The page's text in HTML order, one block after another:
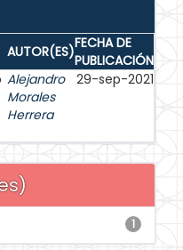
AUTOR(ES)FECHA DE
PUBLICACIÓN
Alejandro
Morales
Herrera
29-sep-2021
1